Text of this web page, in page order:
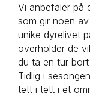
Vi anbefaler på
som gir noen
unike dyrelivet
overholder de
du ta en tur
Tidlig i
tett i tett i et